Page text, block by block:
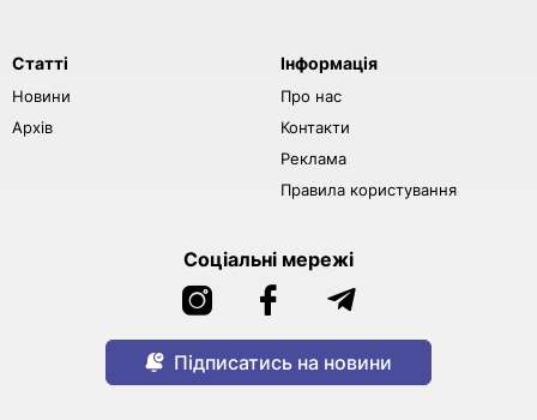
Статті
Новини
Архів
Інформація
Про нас
Контакти
Реклама
Правила користування
Соціальні мережі
Підписатись на новини